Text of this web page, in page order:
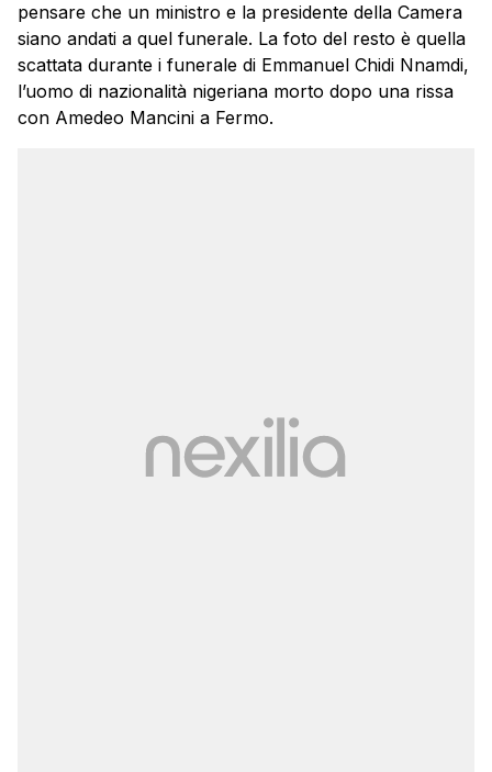
pensare che un ministro e la presidente della Camera
siano andati a quel funerale. La foto del resto è quella
scattata durante i funerale di Emmanuel Chidi Nnamdi,
l’uomo di nazionalità nigeriana morto dopo una rissa
con Amedeo Mancini a Fermo.